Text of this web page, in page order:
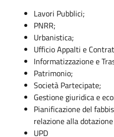
Lavori Pubblici;
PNRR;
Urbanistica;
Ufficio Appalti e
Informatizzazione e
Patrimonio;
Società Partecipate;
Gestione giuridica e
Pianificazione del
relazione alla
UPD